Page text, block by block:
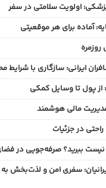
اولویت سلامتی در سفر
آماده برای هر موقعیتی
روزمره
ایرانی: سازگاری با شرایط
از پول تا وسایل کمکی
مالی هوشمند
در جزئیات
نیست ببرید؟ صرفه‌جویی در
سفری امن و لذت‌بخش